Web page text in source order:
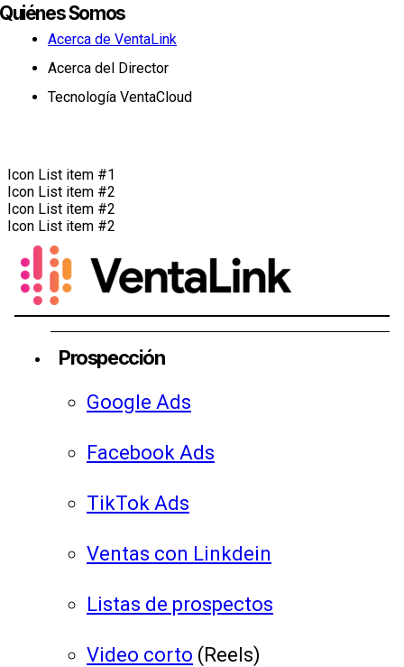
Quiénes Somos
Acerca de VentaLink
Acerca del Director
Tecnología VentaCloud
Icon List item #1
Icon List item #2
Icon List item #2
Icon List item #2
Prospección
Google Ads
Facebook Ads
TikTok Ads
Ventas con Linkdein
Listas de prospectos
Video corto (Reels)